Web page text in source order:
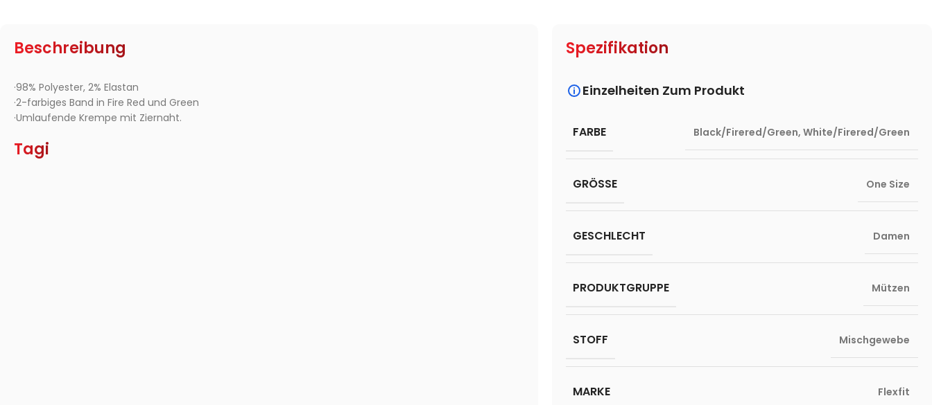
Beschreibung
·98% Polyester, 2% Elastan
·2-farbiges Band in Fire Red und Green
·Umlaufende Krempe mit Ziernaht.
Tagi
Spezifikation
Einzelheiten Zum Produkt
FARBE Black/Firered/Green, White/Firered/Green
GRÖSSE One Size
GESCHLECHT Damen
PRODUKTGRUPPE Mützen
STOFF Mischgewebe
MARKE Flexfit